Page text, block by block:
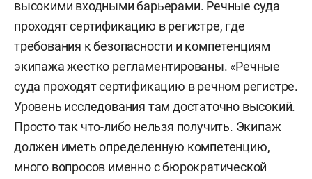
высокими входными барьерами. Речные суда
проходят сертификацию в регистре, где
требования к безопасности и компетенциям
экипажа жестко регламентированы. «Речные
суда проходят сертификацию в речном регистре.
Уровень исследования там достаточно высокий.
Просто так что-либо нельзя получить. Экипаж
должен иметь определенную компетенцию,
много вопросов именно с бюрократической